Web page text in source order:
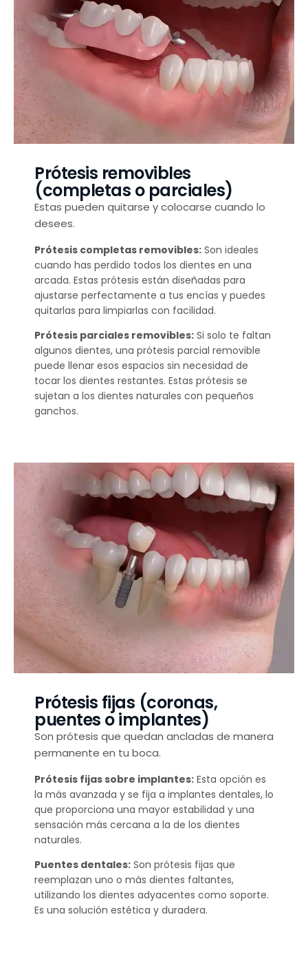
Prótesis removibles
(completas o parciales)
Estas pueden quitarse y colocarse cuando lo
desees.
Prótesis completas removibles: Son ideales
cuando has perdido todos los dientes en una
arcada. Estas prótesis están diseñadas para
ajustarse perfectamente a tus encías y puedes
quitarlas para limpiarlas con facilidad.
Prótesis parciales removibles: Si solo te faltan
algunos dientes, una prótesis parcial removible
puede llenar esos espacios sin necesidad de
tocar los dientes restantes. Estas prótesis se
sujetan a los dientes naturales con pequeños
ganchos.
Prótesis fijas (coronas,
puentes o implantes)
Son prótesis que quedan ancladas de manera
permanente en tu boca.
Prótesis fijas sobre implantes: Esta opción es
la más avanzada y se fija a implantes dentales, lo
que proporciona una mayor estabilidad y una
sensación más cercana a la de los dientes
naturales.
Puentes dentales: Son prótesis fijas que
reemplazan uno o más dientes faltantes,
utilizando los dientes adyacentes como soporte.
Es una solución estética y duradera.